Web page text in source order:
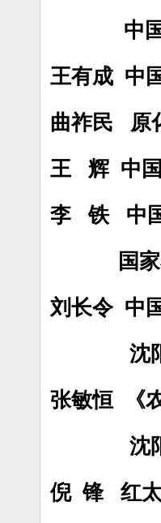
中
王有成 中
曲祚民 原
王 辉 中国
李 铁 中国
国家石
刘长令中
沈阳化
张敏恒《
沈阳化
倪 锋 红太